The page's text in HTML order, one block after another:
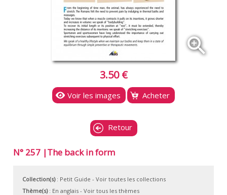
zoom_in
3.50 €
Voir les images Acheter
Retour
N° 257 |The back in form
Collection(s): Petit Guide - Voir toutes les collections
Thème(s): En anglais- Voir tous les thèmes